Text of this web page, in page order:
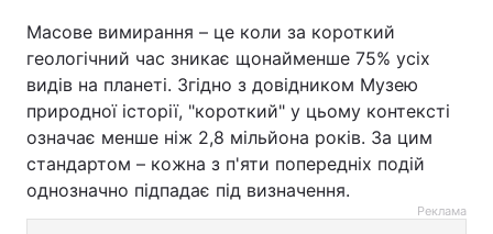
Масове вимирання – це коли за короткий
геологічний час зникає щонайменше 75% усіх
видів на планеті. Згідно з довідником Музею
природної історії, "короткий" у цьому контексті
означає менше ніж 2,8 мільйона років. За цим
стандартом – кожна з п'яти попередніх подій
однозначно підпадає під визначення.
Реклама